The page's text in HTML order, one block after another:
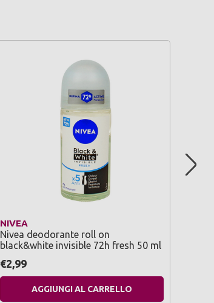
NIVEA
Nivea deodorante roll on
black&white invisible 72h fresh 50 ml
€2,99
AGGIUNGI AL CARRELLO